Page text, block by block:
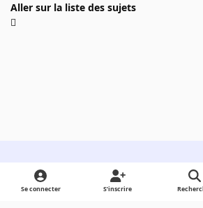
Aller sur la liste des sujets
Light ModeDark ModeSystem Preference
Se connecter S’inscrire